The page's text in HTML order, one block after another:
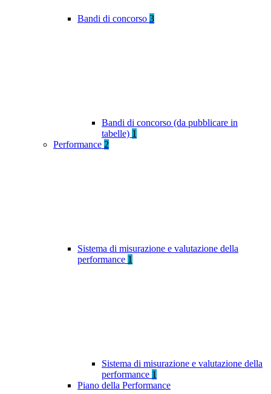
Bandi di concorso 3
Bandi di concorso (da pubblicare in
tabelle) 1
Performance 2
Sistema di misurazione e valutazione della
performance 1
Sistema di misurazione e valutazione della
performance 1
Piano della Performance